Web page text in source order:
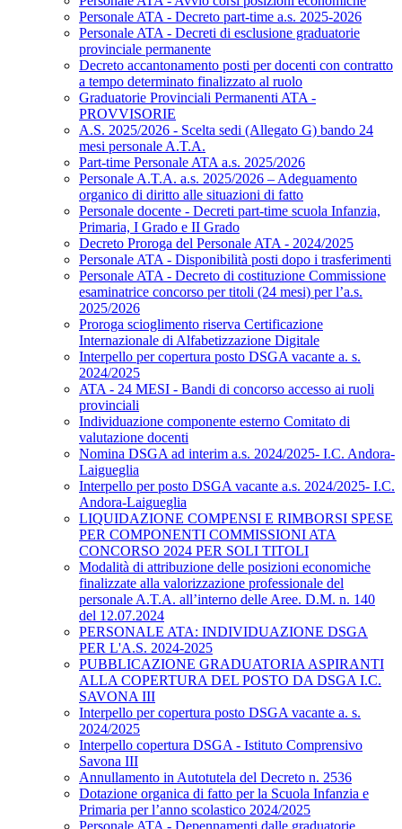
Personale ATA - Decreto part-time a.s. 2025-2026
Personale ATA - Decreti di esclusione graduatorie
provinciale permanente
Decreto accantonamento posti per docenti con contratto
a tempo determinato finalizzato al ruolo
Graduatorie Provinciali Permanenti ATA -
PROVVISORIE
A.S. 2025/2026 - Scelta sedi (Allegato G) bando 24
mesi personale A.T.A.
Part-time Personale ATA a.s. 2025/2026
Personale A.T.A. a.s. 2025/2026 – Adeguamento
organico di diritto alle situazioni di fatto
Personale docente - Decreti part-time scuola Infanzia,
Primaria, I Grado e II Grado
Decreto Proroga del Personale ATA - 2024/2025
Personale ATA - Disponibilità posti dopo i trasferimenti
Personale ATA - Decreto di costituzione Commissione
esaminatrice concorso per titoli (24 mesi) per l’a.s.
2025/2026
Proroga scioglimento riserva Certificazione
Internazionale di Alfabetizzazione Digitale
Interpello per copertura posto DSGA vacante a. s.
2024/2025
ATA - 24 MESI - Bandi di concorso accesso ai ruoli
provinciali
Individuazione componente esterno Comitato di
valutazione docenti
Nomina DSGA ad interim a.s. 2024/2025- I.C. Andora-
Laigueglia
Interpello per posto DSGA vacante a.s. 2024/2025- I.C.
Andora-Laigueglia
LIQUIDAZIONE COMPENSI E RIMBORSI SPESE
PER COMPONENTI COMMISSIONI ATA
CONCORSO 2024 PER SOLI TITOLI
Modalità di attribuzione delle posizioni economiche
finalizzate alla valorizzazione professionale del
personale A.T.A. all’interno delle Aree. D.M. n. 140
del 12.07.2024
PERSONALE ATA: INDIVIDUAZIONE DSGA
PER L'A.S. 2024-2025
PUBBLICAZIONE GRADUATORIA ASPIRANTI
ALLA COPERTURA DEL POSTO DA DSGA I.C.
SAVONA III
Interpello per copertura posto DSGA vacante a. s.
2024/2025
Interpello copertura DSGA - Istituto Comprensivo
Savona III
Annullamento in Autotutela del Decreto n. 2536
Dotazione organica di fatto per la Scuola Infanzia e
Primaria per l’anno scolastico 2024/2025